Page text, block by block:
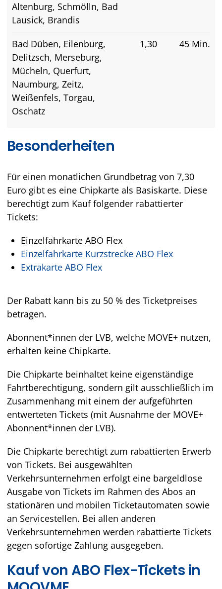
Altenburg, Schmölln, Bad
Lausick, Brandis
Bad Düben, Eilenburg,
Delitzsch, Merseburg,
Mücheln, Querfurt,
Naumburg, Zeitz,
Weißenfels, Torgau,
Oschatz
1,30 45 Min.
Besonderheiten
Für einen monatlichen Grundbetrag von 7,30
Euro gibt es eine Chipkarte als Basiskarte. Diese
berechtigt zum Kauf folgender rabattierter
Tickets:
Einzelfahrkarte ABO Flex
Einzelfahrkarte Kurzstrecke ABO Flex
Extrakarte ABO Flex
Der Rabatt kann bis zu 50 % des Ticketpreises
betragen.
Abonnent*innen der LVB, welche MOVE+ nutzen,
erhalten keine Chipkarte.
Die Chipkarte beinhaltet keine eigenständige
Fahrtberechtigung, sondern gilt ausschließlich im
Zusammenhang mit einem der aufgeführten
entwerteten Tickets (mit Ausnahme der MOVE+
Abonnent*innen der LVB).
Die Chipkarte berechtigt zum rabattierten Erwerb
von Tickets. Bei ausgewählten
Verkehrsunternehmen erfolgt eine bargeldlose
Ausgabe von Tickets im Rahmen des Abos an
stationären und mobilen Ticketautomaten sowie
an Servicestellen. Bei allen anderen
Verkehrsunternehmen werden rabattierte Tickets
gegen sofortige Zahlung ausgegeben.
Kauf von ABO Flex-Tickets in